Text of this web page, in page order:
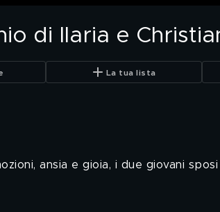
di Ilaria e
La tua lista
ansia e gioia, i due giovani